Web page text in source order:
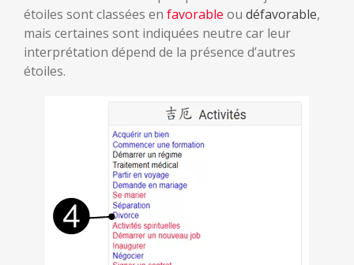
étoiles sont classées en favorable ou défavorable,
mais certaines sont indiquées neutre car leur
interprétation dépend de la présence d’autres
étoiles.